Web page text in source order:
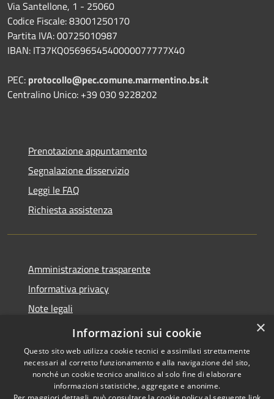
Via Santellone, 1 - 25060
Codice Fiscale: 83001250170
Partita IVA: 00725010987
IBAN: IT37KQ0569654540000077777X40
PEC: protocollo@pec.comune.marmentino.bs.it
Centralino Unico: +39 030 9228202
Prenotazione appuntamento
Segnalazione disservizio
Leggi le FAQ
Richiesta assistenza
Amministrazione trasparente
Informativa privacy
Note legali
Dichiarazione di accessibilità
Copyright © 2026 • Comune di
×
Informazioni sui cookie
Questo sito web utilizza cookie tecnici e assimilati strettamente
necessari al corretto funzionamento e alla navigazione del sito,
nonché un cookie tecnico analitico al solo fine di elaborare
informazioni statistiche, aggregate e anonime.